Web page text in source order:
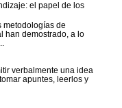
el papel de los
metodologías de
han demostrado, a lo
verbalmente una idea
apuntes, leerlos y